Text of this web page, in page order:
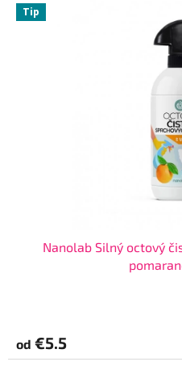
Tip
Nanolab Silný octový
od €5.5